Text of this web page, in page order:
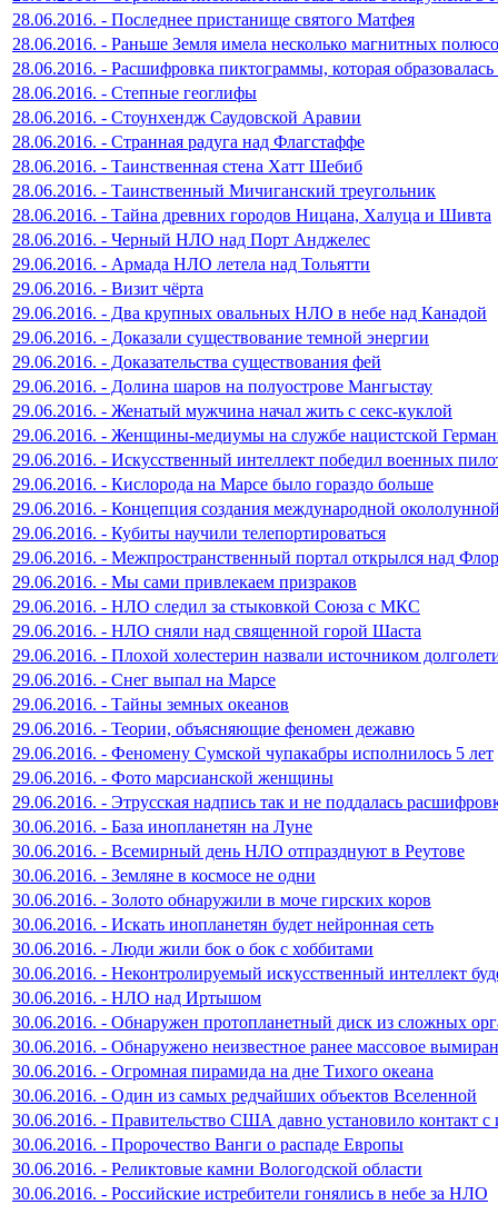
28.06.2016. - Последнее пристанище святого Матфея
28.06.2016. - Раньше Земля имела несколько магнитных
28.06.2016. - Расшифровка пиктограммы, которая
28.06.2016. - Степные геоглифы
28.06.2016. - Стоунхендж Саудовской Аравии
28.06.2016. - Странная радуга над Флагстаффе
28.06.2016. - Таинственная стена Хатт Шебиб
28.06.2016. - Таинственный Мичиганский треугольник
28.06.2016. - Тайна древних городов Ницана, Халуца и Шивта
28.06.2016. - Черный НЛО над Порт Анджелес
29.06.2016. - Армада НЛО летела над Тольятти
29.06.2016. - Визит чёрта
29.06.2016. - Два крупных овальных НЛО в небе над Канадой
29.06.2016. - Доказали существование темной энергии
29.06.2016. - Доказательства существования фей
29.06.2016. - Долина шаров на полуострове Мангыстау
29.06.2016. - Женатый мужчина начал жить с секс-куклой
29.06.2016. - Женщины-медиумы на службе нацистской
29.06.2016. - Искусственный интеллект победил военных
29.06.2016. - Кислорода на Марсе было гораздо больше
29.06.2016. - Концепция создания международной
29.06.2016. - Кубиты научили телепортироваться
29.06.2016. - Межпространственный портал открылся над
29.06.2016. - Мы сами привлекаем призраков
29.06.2016. - НЛО следил за стыковкой Союза с МКС
29.06.2016. - НЛО сняли над священной горой Шаста
29.06.2016. - Плохой холестерин назвали источником
29.06.2016. - Снег выпал на Марсе
29.06.2016. - Тайны земных океанов
29.06.2016. - Теории, объясняющие феномен дежавю
29.06.2016. - Феномену Сумской чупакабры исполнилось 5 лет
29.06.2016. - Фото марсианской женщины
29.06.2016. - Этрусская надпись так и не поддалась
30.06.2016. - База инопланетян на Луне
30.06.2016. - Всемирный день НЛО отпразднуют в Реутове
30.06.2016. - Земляне в космосе не одни
30.06.2016. - Золото обнаружили в моче гирских коров
30.06.2016. - Искать инопланетян будет нейронная сеть
30.06.2016. - Люди жили бок о бок с хоббитами
30.06.2016. - Неконтролируемый искусственный интеллект
30.06.2016. - НЛО над Иртышом
30.06.2016. - Обнаружен протопланетный диск из сложных
30.06.2016. - Обнаружено неизвестное ранее массовое
30.06.2016. - Огромная пирамида на дне Тихого океана
30.06.2016. - Один из самых редчайших объектов Вселенной
30.06.2016. - Правительство США давно установило контакт с
30.06.2016. - Пророчество Ванги о распаде Европы
30.06.2016. - Реликтовые камни Вологодской области
30.06.2016. - Российские истребители гонялись в небе за НЛО